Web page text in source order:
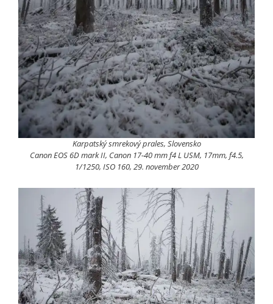
Karpatský smrekový prales, Slovensko
Canon EOS 6D mark II, Canon 17-40 mm f4 L USM, 17mm, f4.5,
1/1250, ISO 160, 29. november 2020